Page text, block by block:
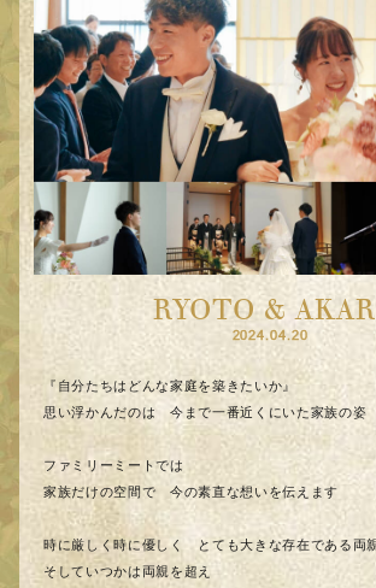
RYOTO &
2024.04.20
『自分たちはどんな家庭を築きたいか』
思い浮かんだのは 今まで一番近くにいた家族の姿
ファミリーミートでは
家族だけの空間で 今の素直な想いを伝えます
時に厳しく時に優しく とても大きな存在である両
そしていつかは両親を超え